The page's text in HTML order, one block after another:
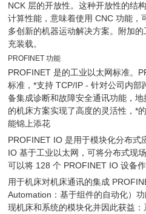
NCK 层的开放性。这种开放性的结
计算性能，意味着使用 CNC 功能，
多创新的机器运动解决方案。附加
充装载。
PROFINET 功能
PROFINET 是的工业以太网标准。
标准，*支持 TCP/IP - 针对公司内
备集成诊断和故障安全通讯功能，
的机床方案实现了高度的灵活性，*
能锦上添花
PROFINET IO 是用于模块化分布式
IO 基于工业以太网，可将分布式现
可以将 128 个 PROFINET IO 设备
用于机床对机床通讯的集成
Automation：基于组件的自动化）
现机床和系统的模块化并因此获益